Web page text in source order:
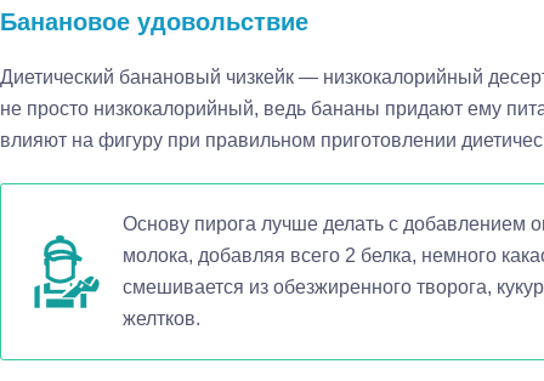
Банановое удовольствие
Диетический банановый чизкейк — низкокалорийный
не просто низкокалорийный, ведь бананы придают ему
влияют на фигуру при правильном приготовлении
Основу пирога лучше делать с добавлением
молока, добавляя всего 2 белка, немного
смешивается из обезжиренного творога,
желтков.